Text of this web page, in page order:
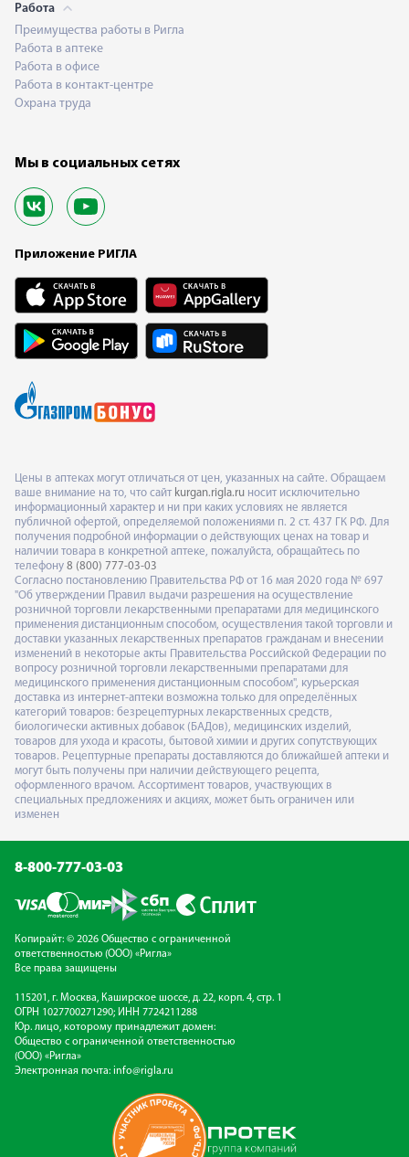
Работа
Преимущества работы в Ригла
Работа в аптеке
Работа в офисе
Работа в контакт-центре
Охрана труда
Мы в социальных сетях
Приложение РИГЛА
Цены в аптеках могут отличаться от цен, указанных на сайте. Обращаем
ваше внимание на то, что сайт kurgan.rigla.ru носит исключительно
информационный характер и ни при каких условиях не является
публичной офертой, определяемой положениями п. 2 ст. 437 ГК РФ. Для
получения подробной информации о действующих ценах на товар и
наличии товара в конкретной аптеке, пожалуйста, обращайтесь по
телефону 8 (800) 777-03-03
Согласно постановлению Правительства РФ от 16 мая 2020 года № 697
"Об утверждении Правил выдачи разрешения на осуществление
розничной торговли лекарственными препаратами для медицинского
применения дистанционным способом, осуществления такой торговли и
доставки указанных лекарственных препаратов гражданам и внесении
изменений в некоторые акты Правительства Российской Федерации по
вопросу розничной торговли лекарственными препаратами для
медицинского применения дистанционным способом", курьерская
доставка из интернет-аптеки возможна только для определённых
категорий товаров: безрецептурных лекарственных средств,
биологически активных добавок (БАДов), медицинских изделий,
товаров для ухода и красоты, бытовой химии и других сопутствующих
товаров. Рецептурные препараты доставляются до ближайшей аптеки и
могут быть получены при наличии действующего рецепта,
оформленного врачом. Ассортимент товаров, участвующих в
специальных предложениях и акциях, может быть ограничен или
изменен
8-800-777-03-03
Копирайт: © 2026 Общество с ограниченной
ответственностью (ООО) «Ригла»
Все права защищены
115201, г. Москва, Каширское шоссе, д. 22, корп. 4, стр. 1
ОГРН 1027700271290; ИНН 7724211288
Юр. лицо, которому принадлежит домен:
Общество с ограниченной ответственностью
(ООО) «Ригла»
Электронная почта: info@rigla.ru